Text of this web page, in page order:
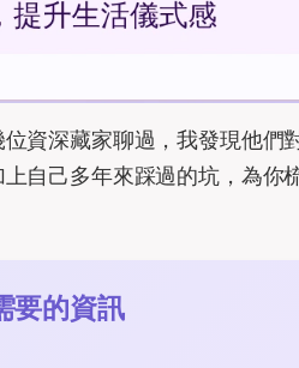
資深藏家聊過，我發現他們
自己多年來踩過的坑，為你
要的資訊